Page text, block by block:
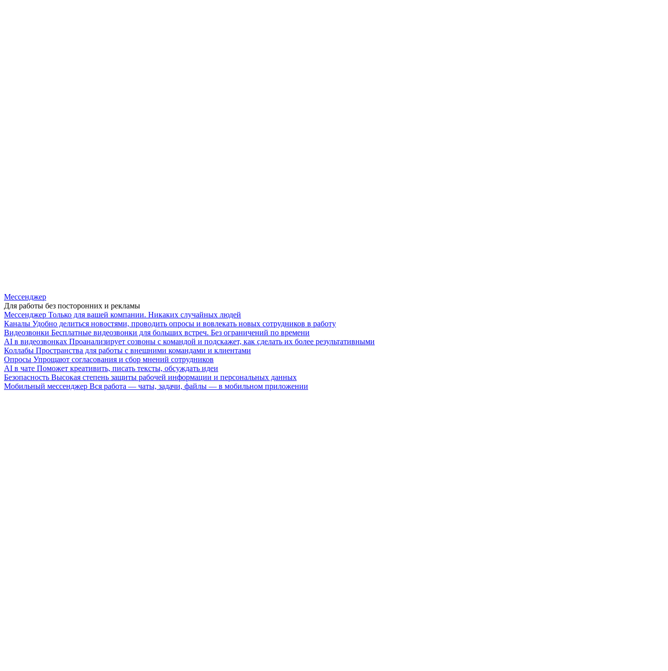
Мессенджер
Для работы без посторонних и рекламы
Мессенджер Только для вашей компании. Никаких случайных людей
Каналы Удобно делиться новостями, проводить опросы и вовлекать новых сотрудников в работу
Видеозвонки Бесплатные видеозвонки для больших встреч. Без ограничений по времени
AI в видеозвонках Проанализирует созвоны с командой и подскажет, как сделать их более результативными
Коллабы Пространства для работы с внешними командами и клиентами
Опросы Упрощают согласования и сбор мнений сотрудников
AI в чате Поможет креативить, писать тексты, обсуждать идеи
Безопасность Высокая степень защиты рабочей информации и персональных данных
Мобильный мессенджер Вся работа — чаты, задачи, файлы — в мобильном приложении